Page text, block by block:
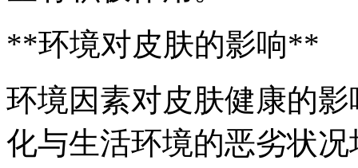
**环境对皮肤的影响**
环境因素对皮肤健康的
化与生活环境的恶劣状